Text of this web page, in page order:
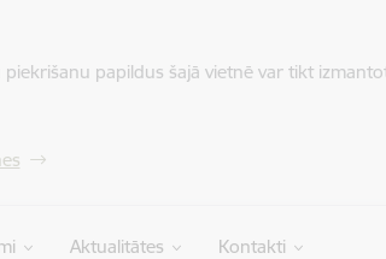
papildus šajā vietnē var tikt
Aktualitātes Kontakti